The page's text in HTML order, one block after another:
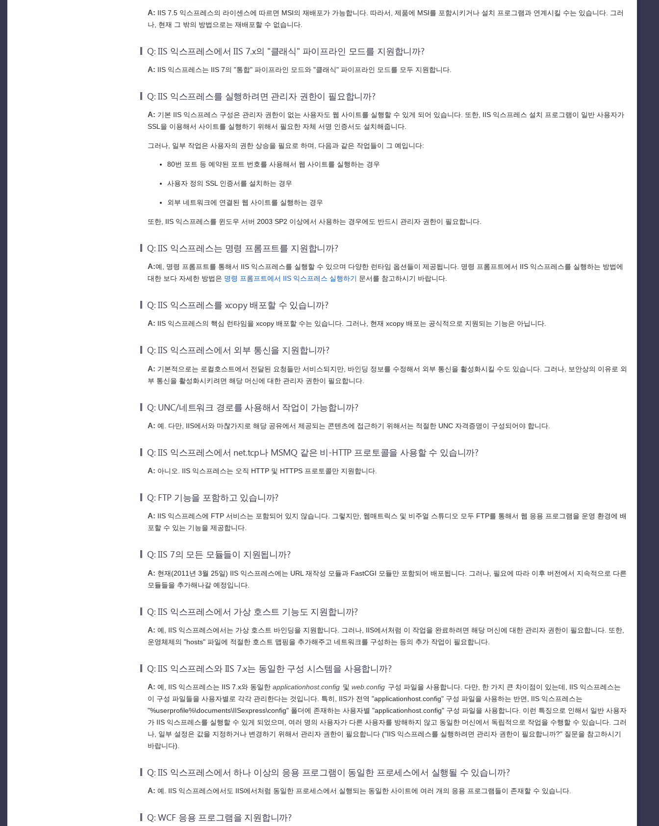
A: IIS 7.5 익스프레스의 라이센스에 따르면 MSI의 재배포가 가능합니다. 따라서, 제품에 MSI를 포함시키거나 설치 프로그램과 연계시킬 수는 있습니다. 그러
나, 현재 그 밖의 방법으로는 재배포할 수 없습니다.
Q: IIS 익스프레스에서 IIS 7.x의 "클래식" 파이프라인 모드를 지원합니까?
A: IIS 익스프레스는 IIS 7의 "통합" 파이프라인 모드와 "클래식" 파이프라인 모드를 모두 지원합니다.
Q: IIS 익스프레스를 실행하려면 관리자 권한이 필요합니까?
A: 기본 IIS 익스프레스 구성은 관리자 권한이 없는 사용자도 웹 사이트를 실행할 수 있게 되어 있습니다. 또한, IIS 익스프레스 설치 프로그램이 일반 사용자가
SSL을 이용해서 사이트를 실행하기 위해서 필요한 자체 서명 인증서도 설치해줍니다.
그러나, 일부 작업은 사용자의 권한 상승을 필요로 하며, 다음과 같은 작업들이 그 예입니다:
80번 포트 등 예약된 포트 번호를 사용해서 웹 사이트를 실행하는 경우
사용자 정의 SSL 인증서를 설치하는 경우
외부 네트워크에 연결된 웹 사이트를 실행하는 경우
또한, IIS 익스프레스를 윈도우 서버 2003 SP2 이상에서 사용하는 경우에도 반드시 관리자 권한이 필요합니다.
Q: IIS 익스프레스는 명령 프롬프트를 지원합니까?
A:예, 명령 프롬프트를 통해서 IIS 익스프레스를 실행할 수 있으며 다양한 런타임 옵션들이 제공됩니다. 명령 프롬프트에서 IIS 익스프레스를 실행하는 방법에
대한 보다 자세한 방법은 명령 프롬프트에서 IIS 익스프레스 실행하기 문서를 참고하시기 바랍니다.
Q: IIS 익스프레스를 xcopy 배포할 수 있습니까?
A: IIS 익스프레스의 핵심 런타임을 xcopy 배포할 수는 있습니다. 그러나, 현재 xcopy 배포는 공식적으로 지원되는 기능은 아닙니다.
Q: IIS 익스프레스에서 외부 통신을 지원합니까?
A: 기본적으로는 로컬호스트에서 전달된 요청들만 서비스되지만, 바인딩 정보를 수정해서 외부 통신을 활성화시킬 수도 있습니다. 그러나, 보안상의 이유로 외
부 통신을 활성화시키려면 해당 머신에 대한 관리자 권한이 필요합니다.
Q: UNC/네트워크 경로를 사용해서 작업이 가능합니까?
A: 예. 다만, IIS에서와 마찮가지로 해당 공유에서 제공되는 콘텐츠에 접근하기 위해서는 적절한 UNC 자격증명이 구성되어야 합니다.
Q: IIS 익스프레스에서 net.tcp나 MSMQ 같은 비-HTTP 프로토콜을 사용할 수 있습니까?
A: 아니오. IIS 익스프레스는 오직 HTTP 및 HTTPS 프로토콜만 지원합니다.
Q: FTP 기능을 포함하고 있습니까?
A: IIS 익스프레스에 FTP 서비스는 포함되어 있지 않습니다. 그렇지만, 웹매트릭스 및 비주얼 스튜디오 모두 FTP를 통해서 웹 응용 프로그램을 운영 환경에 배
포할 수 있는 기능을 제공합니다.
Q: IIS 7의 모든 모듈들이 지원됩니까?
A: 현재(2011년 3월 25일) IIS 익스프레스에는 URL 재작성 모듈과 FastCGI 모듈만 포함되어 배포됩니다. 그러나, 필요에 따라 이후 버전에서 지속적으로 다른
모듈들을 추가해나갈 예정입니다.
Q: IIS 익스프레스에서 가상 호스트 기능도 지원합니까?
A: 예, IIS 익스프레스에서는 가상 호스트 바인딩을 지원합니다. 그러나, IIS에서처럼 이 작업을 완료하려면 해당 머신에 대한 관리자 권한이 필요합니다. 또한,
운영체제의 "hosts" 파일에 적절한 호스트 맵핑을 추가해주고 네트워크를 구성하는 등의 추가 작업이 필요합니다.
Q: IIS 익스프레스와 IIS 7.x는 동일한 구성 시스템을 사용합니까?
A: 예, IIS 익스프레스는 IIS 7.x와 동일한 applicationhost.config 및 web.config 구성 파일을 사용합니다. 다만, 한 가지 큰 차이점이 있는데, IIS 익스프레스는
이 구성 파일들을 사용자별로 각각 관리한다는 것입니다. 특히, IIS가 전역 "applicationhost.config" 구성 파일을 사용하는 반면, IIS 익스프레스는
"%userprofile%\documents\IISexpress\config" 폴더에 존재하는 사용자별 "applicationhost.config" 구성 파일을 사용합니다. 이런 특징으로 인해서 일반 사용자
가 IIS 익스프레스를 실행할 수 있게 되었으며, 여러 명의 사용자가 다른 사용자를 방해하지 않고 동일한 머신에서 독립적으로 작업을 수행할 수 있습니다. 그러
나, 일부 설정은 값을 지정하거나 변경하기 위해서 관리자 권한이 필요합니다 ("IIS 익스프레스를 실행하려면 관리자 권한이 필요합니까?" 질문을 참고하시기
바랍니다).
Q: IIS 익스프레스에서 하나 이상의 응용 프로그램이 동일한 프로세스에서 실행될 수 있습니까?
A: 예. IIS 익스프레스에서도 IIS에서처럼 동일한 프로세스에서 실행되는 동일한 사이트에 여러 개의 응용 프로그램들이 존재할 수 있습니다.
Q: WCF 응용 프로그램을 지원합니까?